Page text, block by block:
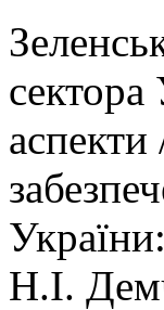
сектора
Н.І.